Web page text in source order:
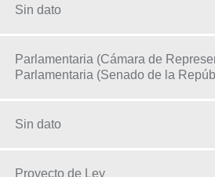
Sin dato
Parlamentaria (Cámara de
Parlamentaria (Senado de la
Sin dato
Proyecto de Ley